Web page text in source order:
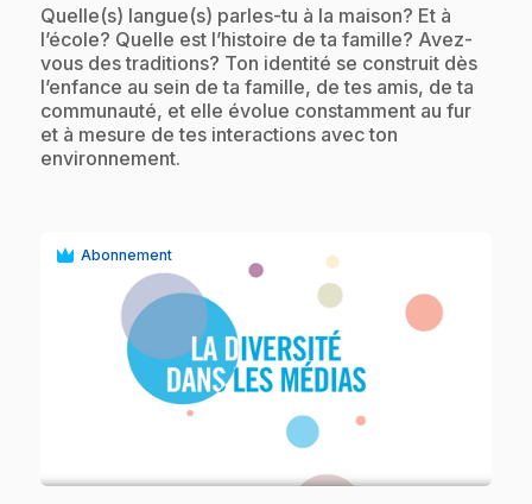
.Quelle(s) langue(s) parles-tu à la maison? Et à
l’école? Quelle est l’histoire de ta famille? Avez-
vous des traditions? Ton identité se construit dès
l’enfance au sein de ta famille, de tes amis, de ta
communauté, et elle évolue constamment au fur
et à mesure de tes interactions avec ton
environnement.
Abonnement